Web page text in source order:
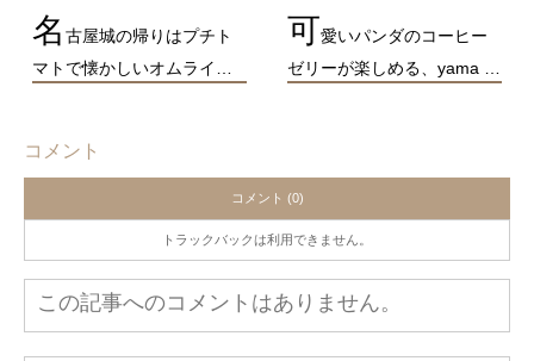
名 古屋城の帰りはプチト
マトで懐かしいオムライ…
可愛いパンダのコーヒー
ゼリーが楽しめる、yama …
コメント
コメント (0)
トラックバックは利用できません。
この記事へのコメントはありません。